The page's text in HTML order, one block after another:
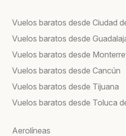
Vuelos baratos desde Ciudad
Vuelos baratos desde
Vuelos baratos desde
Vuelos baratos desde Cancún
Vuelos baratos desde Tijuana
Vuelos baratos desde Toluca
Aerolíneas